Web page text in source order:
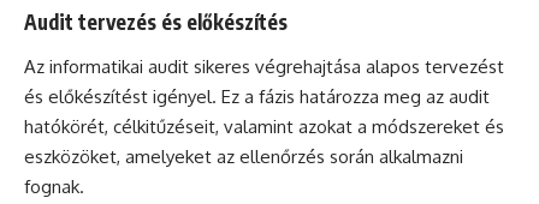
Audit tervezés és előkészítés
Az informatikai audit sikeres végrehajtása alapos tervezést
és előkészítést igényel. Ez a fázis határozza meg az audit
hatókörét, célkitűzéseit, valamint azokat a módszereket és
eszközöket, amelyeket az ellenőrzés során alkalmazni
fognak.